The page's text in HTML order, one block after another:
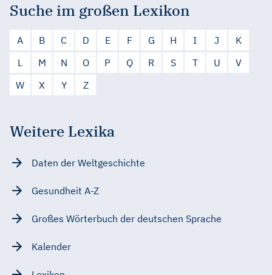
Suche im großen Lexikon
A B C D E F G H I J
K
L
M N O P Q R S T U
V
W
X Y Z
Weitere Lexika
Daten der Weltgeschichte
Gesundheit A-Z
Großes Wörterbuch der deutschen Sprache
Kalender